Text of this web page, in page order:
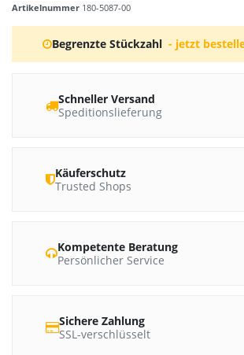
Artikelnummer 180-5087-00
Begrenzte Stückzahl - jetzt
Schneller Versand
Speditionslieferung
Käuferschutz
Trusted Shops
Kompetente Beratung
Persönlicher Service
Sichere Zahlung
SSL-verschlüsselt